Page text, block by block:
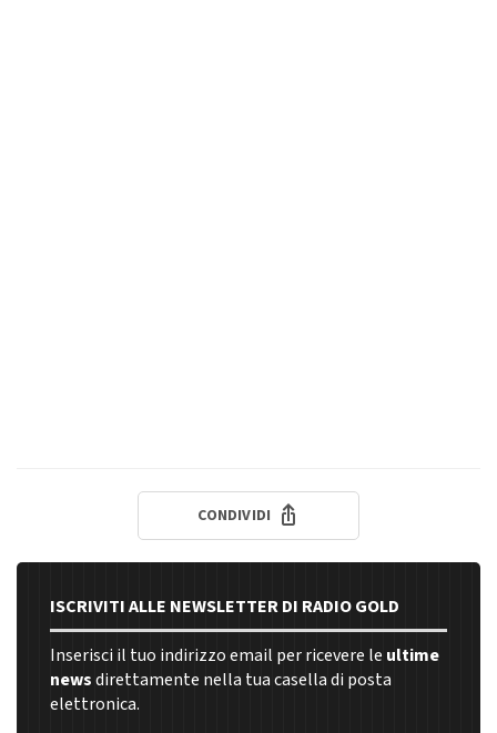
CONDIVIDI
ISCRIVITI ALLE NEWSLETTER DI RADIO GOLD
Inserisci il tuo indirizzo email per ricevere le ultime
newsdirettamente nella tua casella di posta
elettronica.